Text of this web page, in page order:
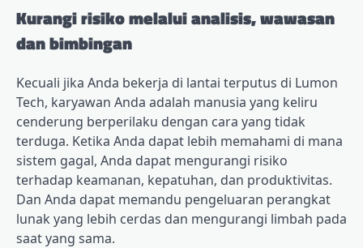
Kurangi risiko melalui analisis, wawasan
dan bimbingan
Kecuali jika Anda bekerja di lantai terputus di Lumon
Tech, karyawan Anda adalah manusia yang keliru
cenderung berperilaku dengan cara yang tidak
terduga. Ketika Anda dapat lebih memahami di mana
sistem gagal, Anda dapat mengurangi risiko
terhadap keamanan, kepatuhan, dan produktivitas.
Dan Anda dapat memandu pengeluaran perangkat
lunak yang lebih cerdas dan mengurangi limbah pada
saat yang sama.